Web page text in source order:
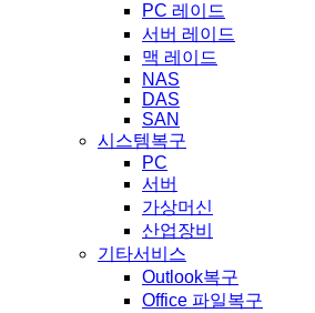
PC 레이드
서버 레이드
맥 레이드
NAS
DAS
SAN
시스템복구
PC
서버
가상머신
산업장비
기타서비스
Outlook복구
Office 파일복구